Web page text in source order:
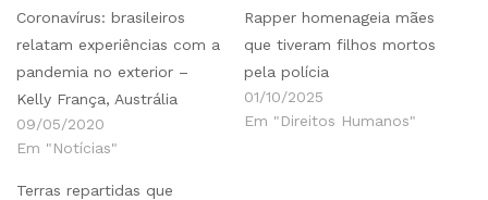
Coronavírus: brasileiros
relatam experiências com a
pandemia no exterior –
Kelly França, Austrália
09/05/2020
Em "Notícias"
Rapper homenageia mães
que tiveram filhos mortos
pela polícia
01/10/2025
Em "Direitos Humanos"
Terras repartidas que